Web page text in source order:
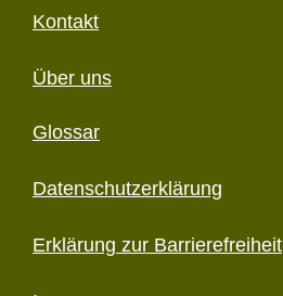
Kontakt
Über uns
Glossar
Datenschutzerklärung
Erklärung zur Barriere­freiheit